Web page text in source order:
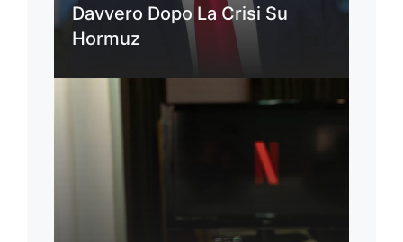
Davvero Dopo La Crisi Su
Hormuz